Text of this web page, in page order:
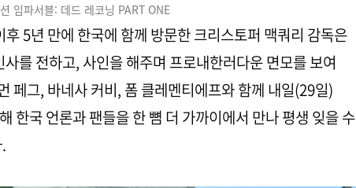
임파서블: 데드 레코닝 PART ONE
5년 만에 한국에 함께 방문한 크리스토퍼 맥쿼리 감독은
를 전하고, 사인을 해주며 프로내한러다운 면모를 보여
페그, 바네사 커비, 폼 클레멘티에프와 함께 내일(29일)
한국 언론과 팬들을 한 뼘 더 가까이에서 만나 평생 잊을 수